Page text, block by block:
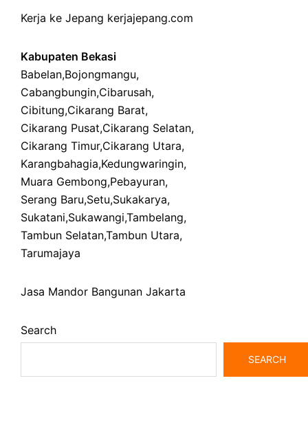
Kerja ke Jepang kerjajepang.com
Kabupaten Bekasi
Babelan,Bojongmangu,
Cabangbungin,Cibarusah,
Cibitung,Cikarang Barat,
Cikarang Pusat,Cikarang Selatan,
Cikarang Timur,Cikarang Utara,
Karangbahagia,Kedungwaringin,
Muara Gembong,Pebayuran,
Serang Baru,Setu,Sukakarya,
Sukatani,Sukawangi,Tambelang,
Tambun Selatan,Tambun Utara,
Tarumajaya
Jasa Mandor Bangunan Jakarta
Search
SEARCH